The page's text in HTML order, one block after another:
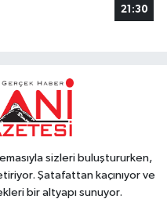
21:30
sizleri buluştururken,
Şatafattan kaçınıyor ve
bir altyapı sunuyor.